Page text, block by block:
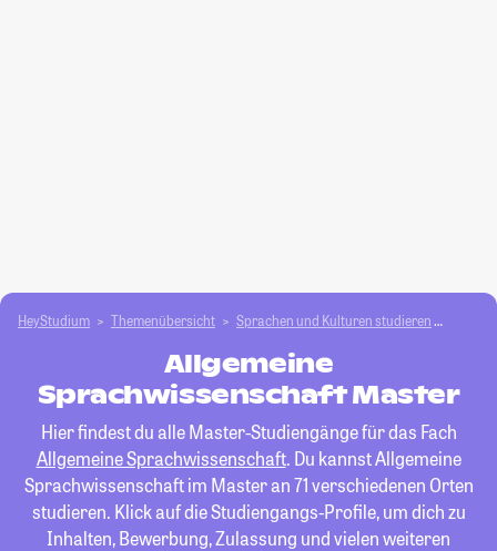
HeyStudium Themenübersicht Sprachen und Kulturen studieren
Allgemeine
Sprachwissenschaft Master
Hier findest du alle Master-Studiengänge für das Fach
Allgemeine Sprachwissenschaft. Du kannst Allgemeine
Sprachwissenschaft im Master an 71 verschiedenen Orten
studieren. Klick auf die Studiengangs-Profile, um dich zu
Inhalten, Bewerbung, Zulassung und vielen weiteren